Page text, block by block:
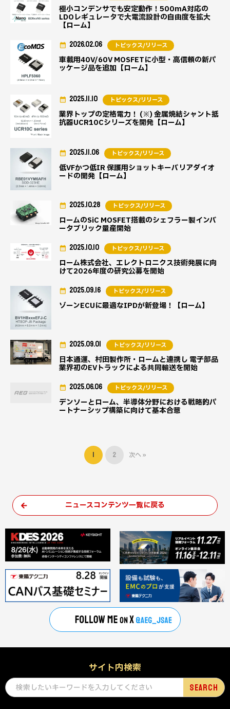
極小コンデンサでも安定動作！500mA対応の
LDOレギュレータで大電流設計の自由度を拡大
【ローム】
車載用40V/60V MOSFETに小型・高信頼の新パ
ッケージ品を追加【ローム】
2026.02.06 トピックス/リリース
業界トップの定格電力！ (※) 金属焼結シャント抵
抗器UCR10Cシリーズを開発【ローム】
2025.11.10 トピックス/リリース
低VFかつ低IR 保護用ショットキーバリアダイオ
ードの開発【ローム】
2025.11.06 トピックス/リリース
ロームのSiC MOSFET搭載のシェフラー製インバ
ータブリック量産開始
2025.10.28 トピックス/リリース
ローム株式会社、エレクトロニクス技術発展に向
けて2026年度の研究公募を開始
2025.10.10 トピックス/リリース
ゾーンECUに最適なIPDが新登場！【ローム】
2025.09.16 トピックス/リリース
日本通運、村田製作所・ロームと連携し 電子部品
業界初のEVトラックによる共同輸送を開始
2025.09.01 トピックス/リリース
デンソーとローム、半導体分野における戦略的パ
ートナーシップ構築に向けて基本合意
2025.06.06 トピックス/リリース
1 2 次へ »
ニュースコンテンツ一覧に戻る
サイト内検索